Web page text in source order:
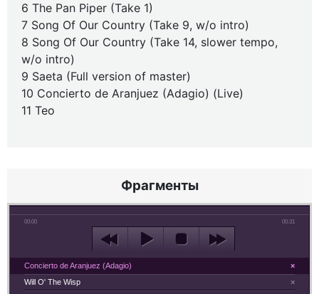
6 The Pan Piper (Take 1)
7 Song Of Our Country (Take 9, w/o intro)
8 Song Of Our Country (Take 14, slower tempo,
w/o intro)
9 Saeta (Full version of master)
10 Concierto de Aranjuez (Adagio) (Live)
11 Teo
Фрагменты
00:00 00:31
×
Concierto de Aranjuez (Adagio)
×
Will O' The Wisp